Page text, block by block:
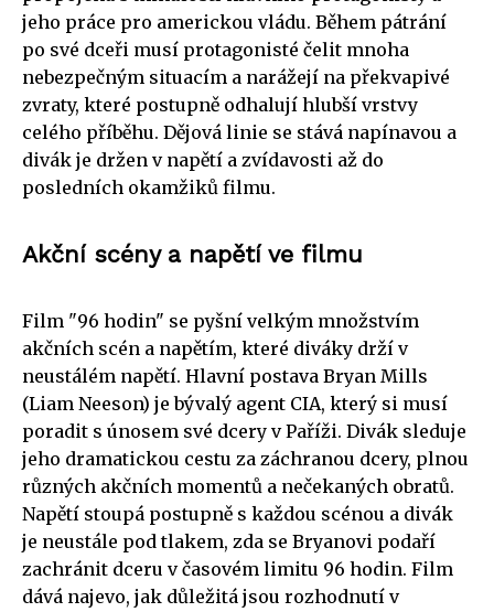
jeho práce pro americkou vládu. Během pátrání
po své dceři musí protagonisté čelit mnoha
nebezpečným situacím a narážejí na překvapivé
zvraty, které postupně odhalují hlubší vrstvy
celého příběhu. Dějová linie se stává napínavou a
divák je držen v napětí a zvídavosti až do
posledních okamžiků filmu.
Akční scény a napětí ve filmu
Film "96 hodin" se pyšní velkým množstvím
akčních scén a napětím, které diváky drží v
neustálém napětí. Hlavní postava Bryan Mills
(Liam Neeson) je bývalý agent CIA, který si musí
poradit s únosem své dcery v Paříži. Divák sleduje
jeho dramatickou cestu za záchranou dcery, plnou
různých akčních momentů a nečekaných obratů.
Napětí stoupá postupně s každou scénou a divák
je neustále pod tlakem, zda se Bryanovi podaří
zachránit dceru v časovém limitu 96 hodin. Film
dává najevo, jak důležitá jsou rozhodnutí v